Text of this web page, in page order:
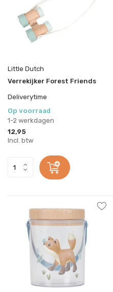
Little Dutch
Verrekijker Forest Friends
Deliverytime
Op voorraad
1-2 werkdagen
12,95
Incl. btw